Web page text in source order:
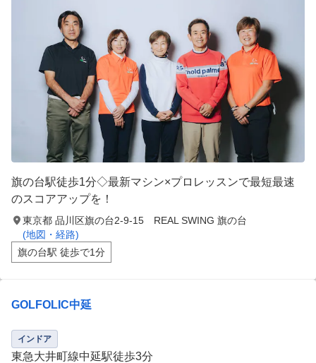
旗の台駅徒歩1分◇最新マシン×プロレッスンで最短最速
のスコアアップを！
東京都 品川区旗の台2-9-15 REAL SWING 旗の台
(地図・経路)
旗の台駅 徒歩で1分
GOLFOLIC中延
インドア
東急大井町線中延駅徒歩3分